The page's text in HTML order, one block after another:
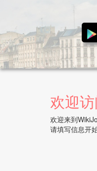
欢迎
欢迎来到
请填写信息开